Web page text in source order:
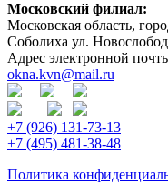
Московский филиал:
Московская область,
Соболиха ул.
Адрес электронной
okna.kvn@mail.ru
+7 (926) 131-73-13
+7 (495) 481-38-48
Политика